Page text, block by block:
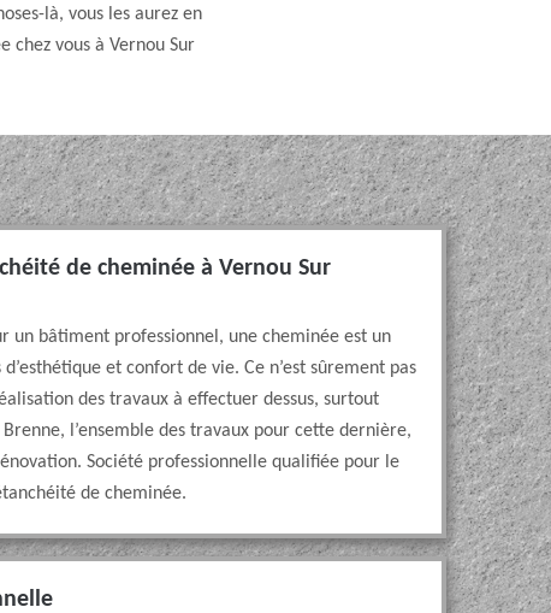
là, vous les aurez en
chez vous à Vernou Sur
de cheminée à Vernou Sur
un bâtiment professionnel, une cheminée est un
et confort de vie. Ce n’est sûrement pas
des travaux à effectuer dessus, surtout
l’ensemble des travaux pour cette dernière,
Société professionnelle qualifiée pour le
de cheminée.